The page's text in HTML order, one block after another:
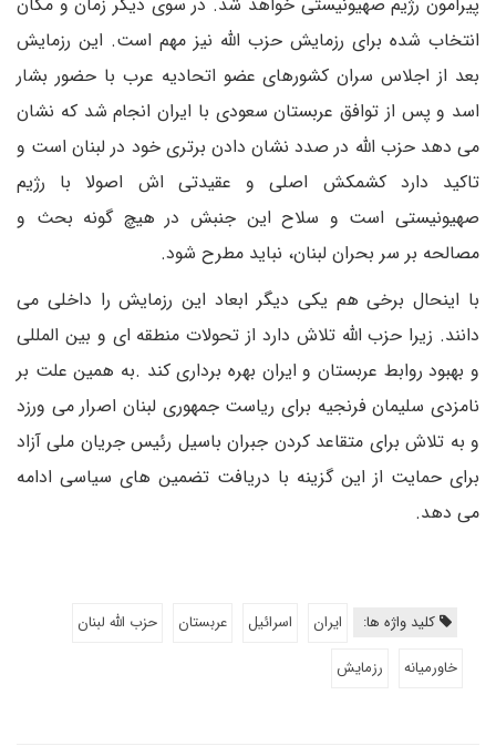
انتخاب شده برای رزمایش حزب الله نیز مهم است. این رزمایش
بعد از اجلاس سران کشورهای عضو اتحادیه عرب با حضور بشار
اسد و پس از توافق عربستان سعودی با ایران انجام شد که نشان
می دهد حزب الله در صدد نشان دادن برتری خود در لبنان است و
تاکید دارد کشمکش اصلی و عقیدتی اش اصولا با رژیم
صهیونیستی است و سلاح این جنبش در هیچ گونه بحث و
مصالحه بر سر بحران لبنان، نباید مطرح شود.
با اینحال برخی هم یکی دیگر ابعاد این رزمایش را داخلی می
دانند. زیرا حزب الله تلاش دارد از تحولات منطقه ای و بین المللی
و بهبود روابط عربستان و ایران بهره برداری کند .به همین علت بر
نامزدی سلیمان فرنجیه برای ریاست جمهوری لبنان اصرار می ورزد
و به تلاش برای متقاعد کردن جبران باسیل رئیس جریان ملی آزاد
برای حمایت از این گزینه با دریافت تضمین های سیاسی ادامه
می دهد.
کلید واژه ها: ایران اسرائیل عربستان
حزب الله لبنان
خاورمیانه
رزمایش